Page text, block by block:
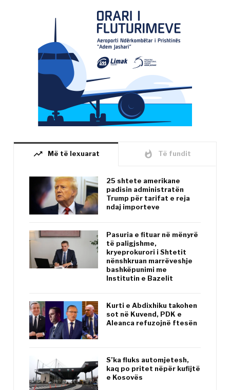
trending_up Më të lexuarat whatshot Të fundit
25 shtete amerikane
padisin administratën
Trump për tarifat e reja
ndaj importeve
Pasuria e fituar në mënyrë
të paligjshme,
kryeprokurori i Shtetit
nënshkruan marrëveshje
bashkëpunimi me
Institutin e Bazelit
Kurti e Abdixhiku takohen
sot në Kuvend, PDK e
Aleanca refuzojnë ftesën
S’ka fluks automjetesh,
kaq po pritet nëpër kufijtë
e Kosovës